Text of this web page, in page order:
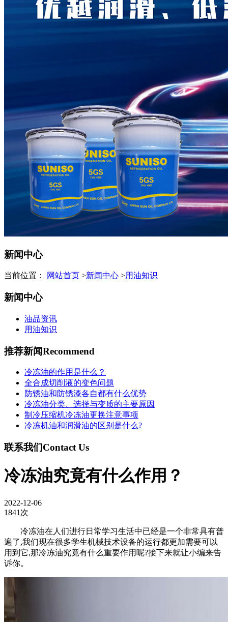
新闻中心
当前位置： 网站首页 >新闻中心 >用油知识
新闻中心
油品资讯
用油知识
推荐新闻Recommend
冷冻油的作用是什么？
全合成切削液的变色问题
防锈油和防锈漆各自都有什么优势
冷冻油分类、选择与变质的主要原因
制冷压缩机冷冻油更换注意事项
冷冻机油和润滑油的区别是什么?
联系我们Contact Us
冷冻油究竟有什么作用？
2022-12-06
1841次
冷冻油在人们进行日常学习生活中已经是一个非常具有普
遍了,我们现在很多学生机械技术设备的运行都更加需要可以
用到它,那冷冻油究竟有什么重要作用呢?接下来就让小编来告
诉你。